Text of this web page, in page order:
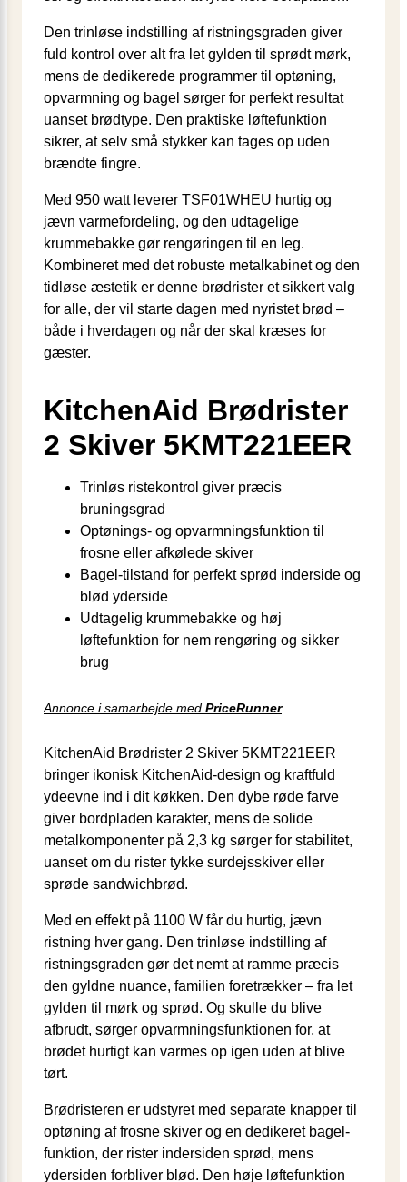
Den trinløse indstilling af ristningsgraden giver
fuld kontrol over alt fra let gylden til sprødt mørk,
mens de dedikerede programmer til optøning,
opvarmning og bagel sørger for perfekt resultat
uanset brødtype. Den praktiske løftefunktion
sikrer, at selv små stykker kan tages op uden
brændte fingre.
Med 950 watt leverer TSF01WHEU hurtig og
jævn varmefordeling, og den udtagelige
krummebakke gør rengøringen til en leg.
Kombineret med det robuste metalkabinet og den
tidløse æstetik er denne brødrister et sikkert valg
for alle, der vil starte dagen med nyristet brød –
både i hverdagen og når der skal kræses for
gæster.
KitchenAid Brødrister
2 Skiver 5KMT221EER
Trinløs ristekontrol giver præcis
bruningsgrad
Optønings- og opvarmningsfunktion til
frosne eller afkølede skiver
Bagel-tilstand for perfekt sprød inderside og
blød yderside
Udtagelig krummebakke og høj
løftefunktion for nem rengøring og sikker
brug
Annonce i samarbejde med PriceRunner
KitchenAid Brødrister 2 Skiver 5KMT221EER
bringer ikonisk KitchenAid-design og kraftfuld
ydeevne ind i dit køkken. Den dybe røde farve
giver bordpladen karakter, mens de solide
metalkomponenter på 2,3 kg sørger for stabilitet,
uanset om du rister tykke surdejs­skiver eller
sprøde sandwichbrød.
Med en effekt på 1100 W får du hurtig, jævn
ristning hver gang. Den trinløse indstilling af
ristningsgraden gør det nemt at ramme præcis
den gyldne nuance, familien foretrækker – fra let
gylden til mørk og sprød. Og skulle du blive
afbrudt, sørger opvarmnings­funktionen for, at
brødet hurtigt kan varmes op igen uden at blive
tørt.
Brødristeren er udstyret med separate knapper til
optøning af frosne skiver og en dedikeret bagel-
funktion, der rister indersiden sprød, mens
ydersiden forbliver blød. Den høje løftefunktion